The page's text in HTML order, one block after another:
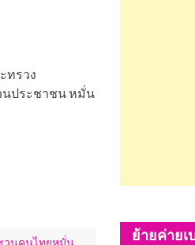
ทรวง
ประชาชน หมั่น
ย้ายค่ายเ